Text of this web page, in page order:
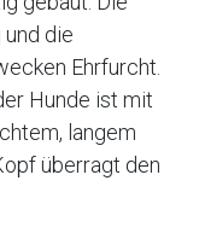
die
Ehrfurcht.
Hunde ist mit
langem
überragt den